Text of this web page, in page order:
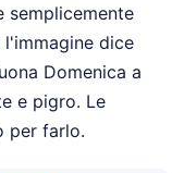
semplicemente
dice
Domenica a
e pigro. Le
per farlo.